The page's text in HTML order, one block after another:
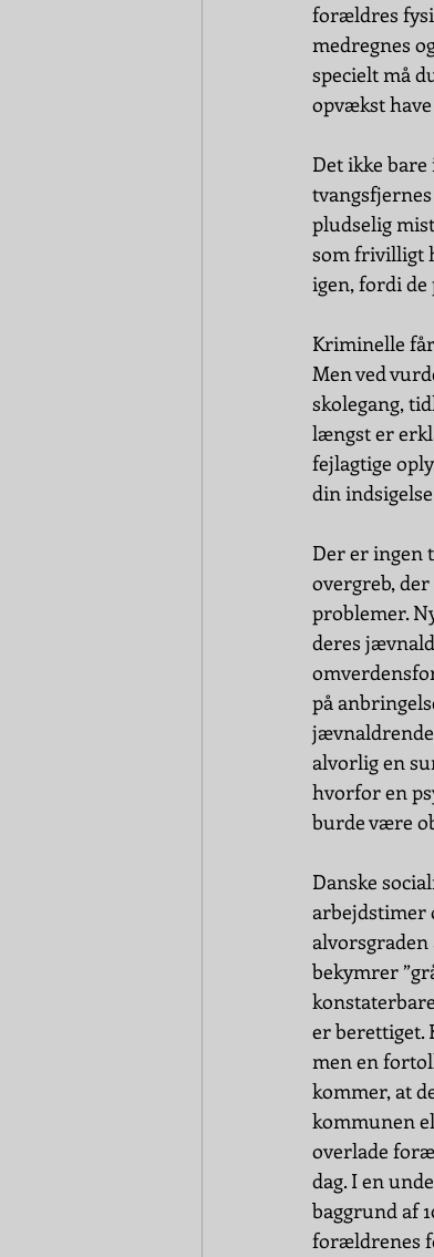
forældres
medregnes
specielt må
opvækst
Det ikke
pludselig
som frivilligt
igen, fordi
Kriminelle
Men ved
skolegang,
længst er
fejlagtige
din
Der er ingen
overgreb,
problemer.
deres
på
alvorlig en
hvorfor en
burde være
Danske
arbejdstimer
bekymrer
er berettiget.
men en
kommer, at
kommunen
overlade
dag. I en
baggrund af
forældrenes